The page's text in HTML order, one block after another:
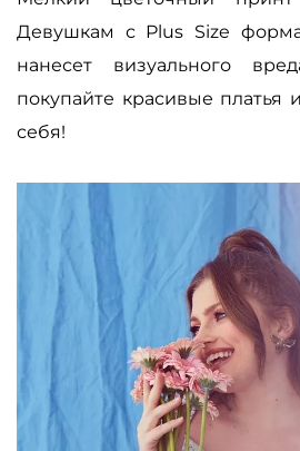
Девушкам с Plus Size
нанесет визуального
покупайте красивые платья
себя!